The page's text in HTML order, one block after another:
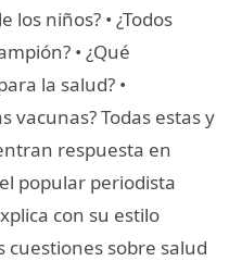
niños? • ¿Todos
• ¿Qué
la salud? •
vacunas? Todas estas y
respuesta en
popular periodista
con su estilo
cuestiones sobre salud